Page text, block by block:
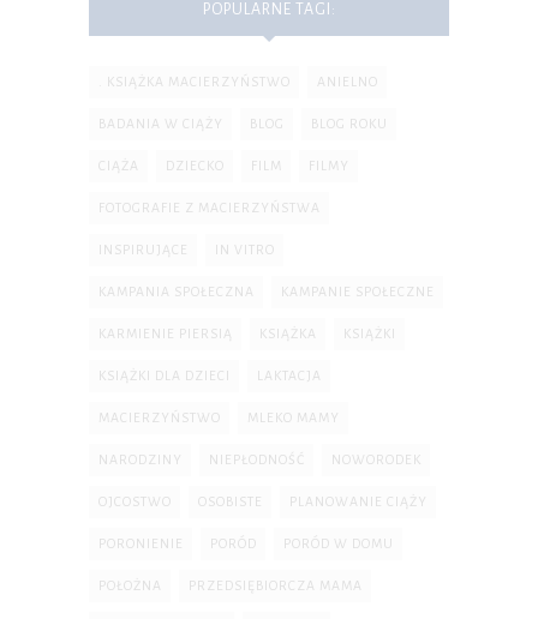
POPULARNE TAGI:
. KSIĄŻKA MACIERZYŃSTWO ANIELNO
BADANIA W CIĄŻY BLOG BLOG ROKU
CIĄŻA DZIECKO FILM FILMY
FOTOGRAFIE Z MACIERZYŃSTWA
INSPIRUJĄCE IN VITRO
KAMPANIA SPOŁECZNA KAMPANIE SPOŁECZNE
KARMIENIE PIERSIĄ KSIĄŻKA KSIĄŻKI
KSIĄŻKI DLA DZIECI LAKTACJA
MACIERZYŃSTWO MLEKO MAMY
NARODZINY NIEPŁODNOŚĆ NOWORODEK
OJCOSTWO OSOBISTE PLANOWANIE CIĄŻY
PORONIENIE PORÓD PORÓD W DOMU
POŁOŻNA PRZEDSIĘBIORCZA MAMA